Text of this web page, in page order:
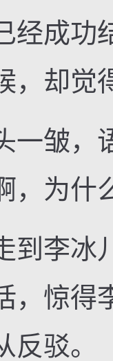
经成功
，却觉
皱，语
，为什
李冰
，惊得
驳。